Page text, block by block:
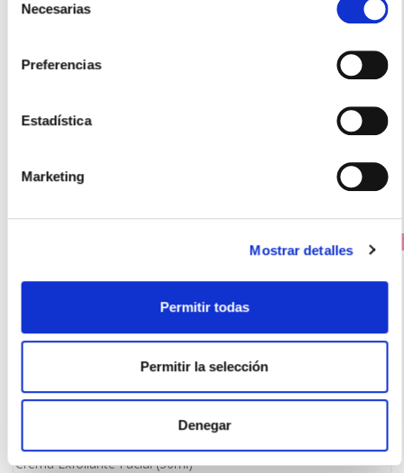
Necesarias
Preferencias
Estadística
Marketing
Mostrar detalles
Permitir todas
Permitir la selección
Denegar
MARTIDERM
62.70€
45,00€
MARTIDERM
Crema Exfoliante Facial (50ml)